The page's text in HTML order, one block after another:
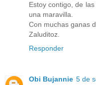
Estoy contigo, de
una maravilla.
Con muchas ganas
Zaluditoz.
Responder
Obi Bujannie 5 de